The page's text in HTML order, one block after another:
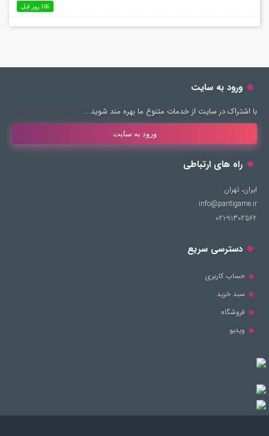
166 روز قبل
ورود به سایت
با اشتراک در سایت از خدمات متنوع ما بهره مند شوید …
ورود به سایت
راه های ارتباطی
ایران، تهران
info@pantigame.ir
021-91302562
دسترسی سریع
حساب کاربری
سبد خرید
فروشگاه
ویدیو